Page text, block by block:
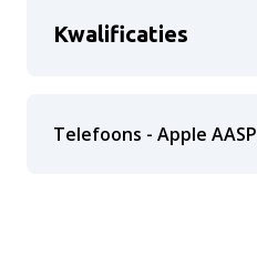
Kwalificaties
Telefoons - Apple AASP